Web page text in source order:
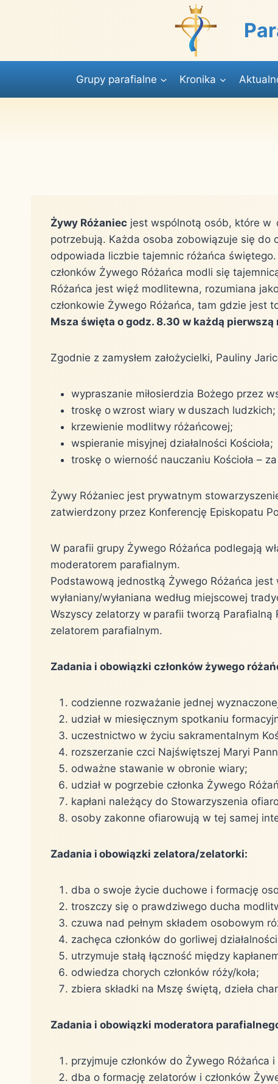
Grupy parafialne Kronika
Żywy Różaniec jest wspólnotą osób, które w
potrzebują. Każda osoba zobowiązuje się
odpowiada liczbie tajemnic różańca
członków Żywego Różańca modli się
Różańca jest więź modlitewna, rozumiana
członkowie Żywego Różańca, tam gdzie jest
Msza święta o godz. 8.30 w każdą
Zgodnie z zamysłem założycielki, Pauliny
wypraszanie miłosierdzia Bożego przez
troskę o wzrost wiary w duszach ludzkich;
krzewienie modlitwy różańcowej;
wspieranie misyjnej działalności Kościoła;
troskę o wierność nauczaniu Kościoła –
Żywy Różaniec jest prywatnym
zatwierdzony przez Konferencję Episkopatu
W parafii grupy Żywego Różańca podlegają
moderatorem parafialnym.
Podstawową jednostką Żywego Różańca jest
wyłaniany/wyłaniana według miejscowej
Wszyscy zelatorzy w parafii tworzą
zelatorem parafialnym.
Zadania i obowiązki członków żywego
codzienne rozważanie jednej
udział w miesięcznym spotkaniu
uczestnictwo w życiu sakramentalnym
rozszerzanie czci Najświętszej Maryi
odważne stawanie w obronie wiary;
udział w pogrzebie członka Żywego
kapłani należący do Stowarzyszenia
osoby zakonne ofiarowują w tej samej
Zadania i obowiązki zelatora/zelatorki:
dba o swoje życie duchowe i formację
troszczy się o prawdziwego ducha
czuwa nad pełnym składem osobowym
zachęca członków do gorliwej
utrzymuje stałą łączność między
odwiedza chorych członków róży/koła;
zbiera składki na Mszę świętą, dzieła
Zadania i obowiązki moderatora
przyjmuje członków do Żywego Różańca
dba o formację zelatorów i członków